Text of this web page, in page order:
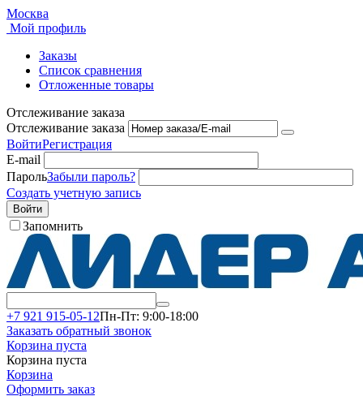
Москва
Мой профиль
Заказы
Список сравнения
Отложенные товары
Отслеживание заказа
Отслеживание заказа
ВойтиРегистрация
E-mail
ПарольЗабыли пароль?
Создать учетную запись
Войти
Запомнить
+7 921 915-05-12Пн-Пт: 9:00-18:00
Заказать обратный звонок
Корзина пуста
Корзина пуста
Корзина
Оформить заказ